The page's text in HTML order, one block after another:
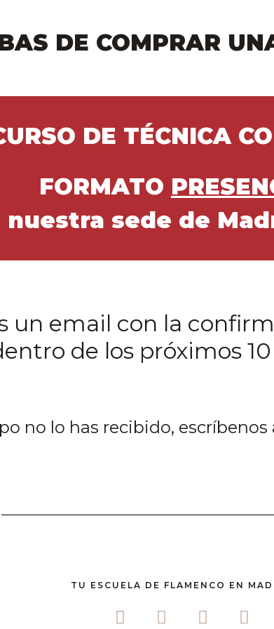
DE COMPRAR
DE TÉCNICA
FORMATO
nuestra sede de
un email con la
de los próximos
no lo has recibido,
TU ESCUELA DE FLAMENCO EN